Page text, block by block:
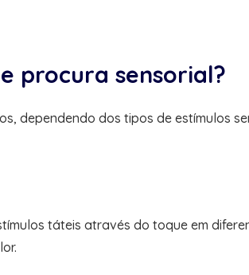
procura sensorial?
dependendo dos tipos de estímulos
táteis através do toque em